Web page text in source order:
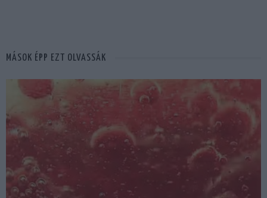
MÁSOK ÉPP EZT OLVASSÁK